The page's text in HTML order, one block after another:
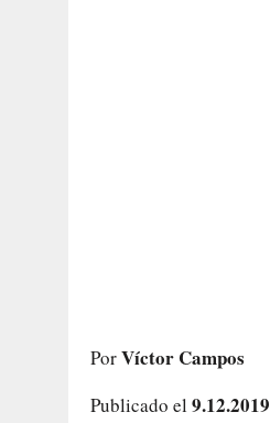
PorVíctor Campos
Publicado el 9.12.2019